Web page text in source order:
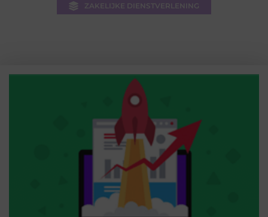
ZAKELIJKE DIENSTVERLENING